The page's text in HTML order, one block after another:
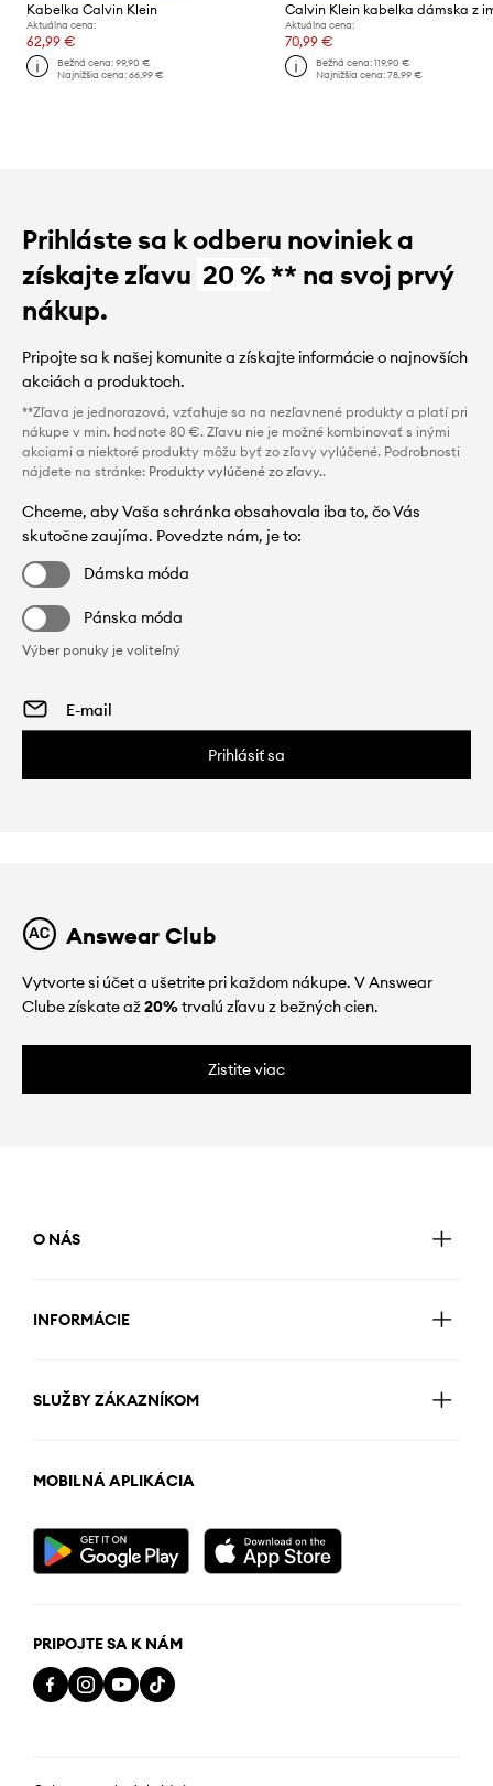
Kabelka Calvin Klein
Aktuálna cena:
62,99 €
Bežná cena:99,90 €
Najnižšia cena:66,99 €
Aktuálna cena:
70,99 €
Bežná cena: 119,90 €
Najnižšia cena: 78,99 €
Prihláste sa k odberu noviniek a
získajte zľavu 20 %** na svoj prvý
nákup.
Pripojte sa k našej komunite a získajte informácie o najnovších
akciách a produktoch.
**Zľava je jednorazová, vzťahuje sa na nezľavnené produkty a platí pri
nákupe v min. hodnote 80 €. Zľavu nie je možné kombinovať s inými
akciami a niektoré produkty môžu byť zo zľavy vylúčené. Podrobnosti
nájdete na stránke: Produkty vylúčené zo zľavy..
Chceme, aby Vaša schránka obsahovala iba to, čo Vás
skutočne zaujíma. Povedzte nám, je to:
Dámska móda
Pánska móda
Výber ponuky je voliteľný
Prihlásiť sa
Answear Club
Vytvorte si účet a ušetrite pri každom nákupe. V Answear
Clube získate až20%trvalú zľavu z bežných cien.
Zistite viac
O NÁS
INFORMÁCIE
SLUŽBY ZÁKAZNÍKOM
MOBILNÁ APLIKÁCIA
PRIPOJTE SA K NÁM